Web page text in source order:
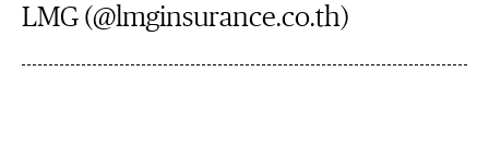
LMG (@lmginsurance.co.th)